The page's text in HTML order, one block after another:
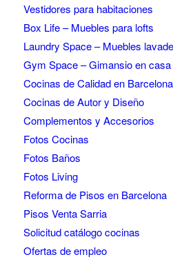
Vestidores para habitaciones
Box Life – Muebles para lofts
Laundry Space – Muebles
Gym Space – Gimansio en casa
Cocinas de Calidad en Barcelona
Cocinas de Autor y Diseño
Complementos y Accesorios
Fotos Cocinas
Fotos Baños
Fotos Living
Reforma de Pisos en Barcelona
Pisos Venta Sarria
Solicitud catálogo cocinas
Ofertas de empleo